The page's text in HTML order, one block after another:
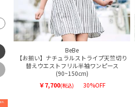
BeBe
【お揃い】ナチュラルストライプ天竺切り
替えウエストフリル半袖ワンピース
(90~150cm)
￥7,700(税込) 30%OFF